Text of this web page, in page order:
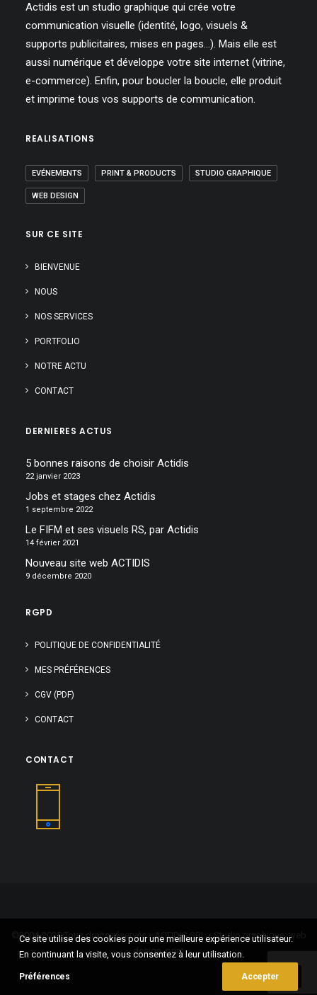
Actidis est un studio graphique qui crée votre
communication visuelle (identité, logo, visuels &
supports publicitaires, mises en pages…). Mais elle est
aussi numérique et développe votre site internet (vitrine,
e-commerce). Enfin, pour boucler la boucle, elle produit
et imprime tous vos supports de communication.
REALISATIONS
EVÉNEMENTS PRINT & PRODUCTS STUDIO GRAPHIQUE
WEB DESIGN
SUR CE SITE
BIENVENUE
NOUS
NOS SERVICES
PORTFOLIO
NOTRE ACTU
CONTACT
DERNIERES ACTUS
5 bonnes raisons de choisir Actidis
22 janvier 2023
Jobs et stages chez Actidis
1 septembre 2022
Le FIFM et ses visuels RS, par Actidis
14 février 2021
Nouveau site web ACTIDIS
9 décembre 2020
RGPD
POLITIQUE DE CONFIDENTIALITÉ
MES PRÉFÉRENCES
CGV (PDF)
CONTACT
CONTACT
©2004-2025 Tous droits réservés • ACTIDIS SRL • Studio graphique, web
design, print
Ce site utilise des cookies pour une meilleure expérience utilisateur.
En continuant la visite, vous consentez à leur utilisation.
Préférences Accepter